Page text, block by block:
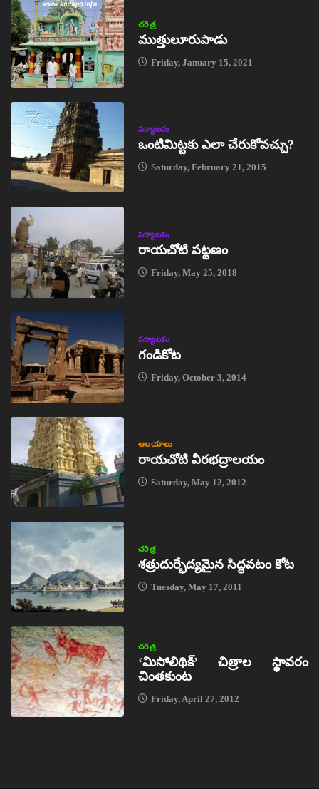
చరిత్ర
ముత్తులూరుపాడు
Friday, January 15, 2021
పర్యాటకం
ఒంటిమిట్టకు ఎలా చేరుకోవచ్చు?
Saturday, February 21, 2015
పర్యాటకం
రాయచోటి పట్టణం
Friday, May 25, 2018
పర్యాటకం
గండికోట
Friday, October 3, 2014
ఆలయాలు
రాయచోటి వీరభద్రాలయం
Saturday, May 12, 2012
చరిత్ర
శత్రుదుర్భేద్యమైన సిద్ధవటం కోట
Tuesday, May 17, 2011
చరిత్ర
‘మిసోలిథిక్‌’ చిత్రాల స్థావరం
చింతకుంట
Friday, April 27, 2012